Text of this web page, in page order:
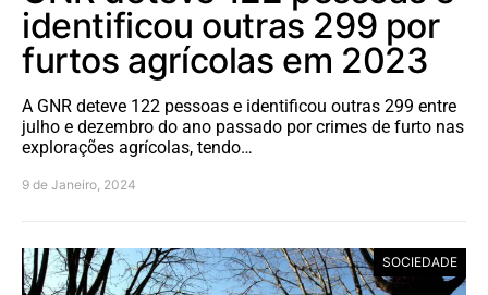
identificou outras 299 por
furtos agrícolas em 2023
A GNR deteve 122 pessoas e identificou outras 299 entre
julho e dezembro do ano passado por crimes de furto nas
explorações agrícolas, tendo…
9 de Janeiro, 2024
SOCIEDADE